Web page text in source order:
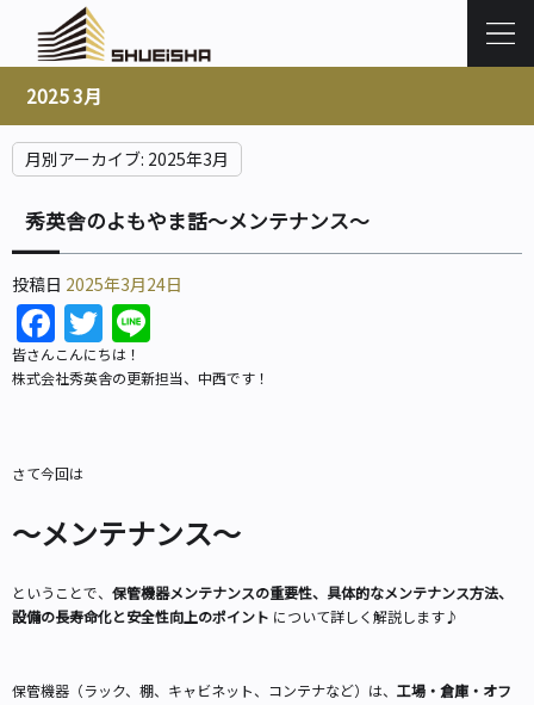
2025 3月
月別アーカイブ: 2025年3月
秀英舎のよもやま話～メンテナンス～
投稿日 2025年3月24日
Facebook
Twitter
皆さんこんにちは！
株式会社秀英舎の更新担当、中西です！
さて今回は
～メンテナンス～
ということで、 保管機器メンテナンスの重要性、具体的なメンテナンス方法、
設備の長寿命化と安全性向上のポイント について詳しく解説します♪
保管機器（ラック、棚、キャビネット、コンテナなど）は、 工場・倉庫・オフ